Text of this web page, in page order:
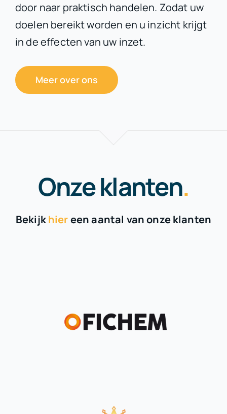
door naar praktisch handelen. Zodat uw
doelen bereikt worden en u inzicht krijgt
in de effecten van uw inzet.
Meer over ons
Onze klanten.
Bekijkhiereen aantal van onze klanten